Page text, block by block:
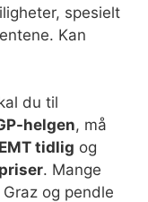
spesielt
Kan
du til
helgen, må
tidlig og
. Mange
og pendle